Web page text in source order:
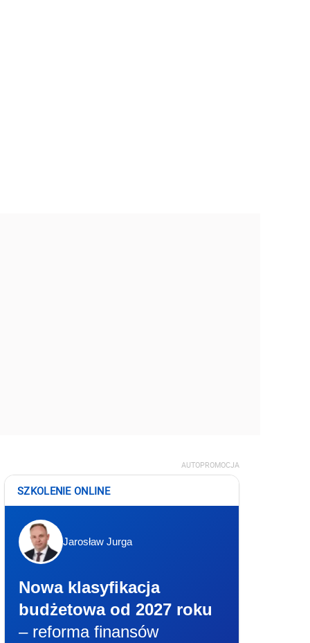
AUTOPROMOCJA
SZKOLENIE ONLINE
Jarosław Jurga
Nowa klasyfikacja
budżetowa od 2027 roku
– reforma finansów